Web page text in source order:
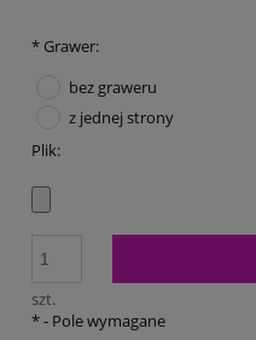
* Grawer:
bez graweru
z jednej strony
Plik:
szt.
*- Pole wymagane